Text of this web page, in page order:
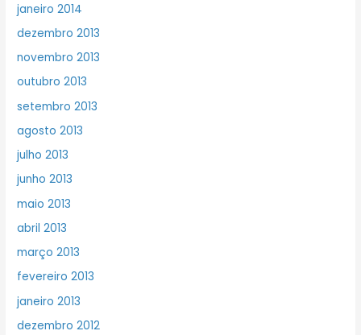
janeiro 2014
dezembro 2013
novembro 2013
outubro 2013
setembro 2013
agosto 2013
julho 2013
junho 2013
maio 2013
abril 2013
março 2013
fevereiro 2013
janeiro 2013
dezembro 2012